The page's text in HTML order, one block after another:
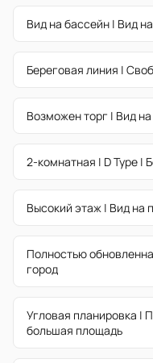
Вид на бассейн | Вид
Береговая линия |
Возможен торг | Вид
2-комнатная | D Type |
Высокий этаж | Вид на
Полностью
город
Угловая планировка |
большая площадь